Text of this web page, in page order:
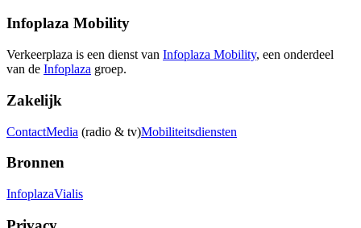
Infoplaza Mobility
Verkeerplaza is een dienst van Infoplaza Mobility, een onderdeel
van de Infoplaza groep.
Zakelijk
ContactMedia (radio & tv)Mobiliteitsdiensten
Bronnen
InfoplazaVialis